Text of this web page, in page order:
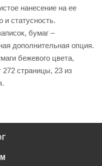
нанесение на ее
и статусность.
бумаг –
дополнительная опция.
бежевого цвета,
272 страницы, 23 из